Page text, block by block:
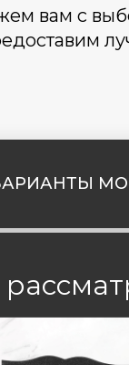
вам с